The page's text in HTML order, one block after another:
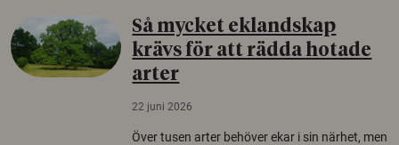
Så mycket eklandskap
krävs för att rädda hotade
arter
22 juni 2026
Över tusen arter behöver ekar i sin närhet, men